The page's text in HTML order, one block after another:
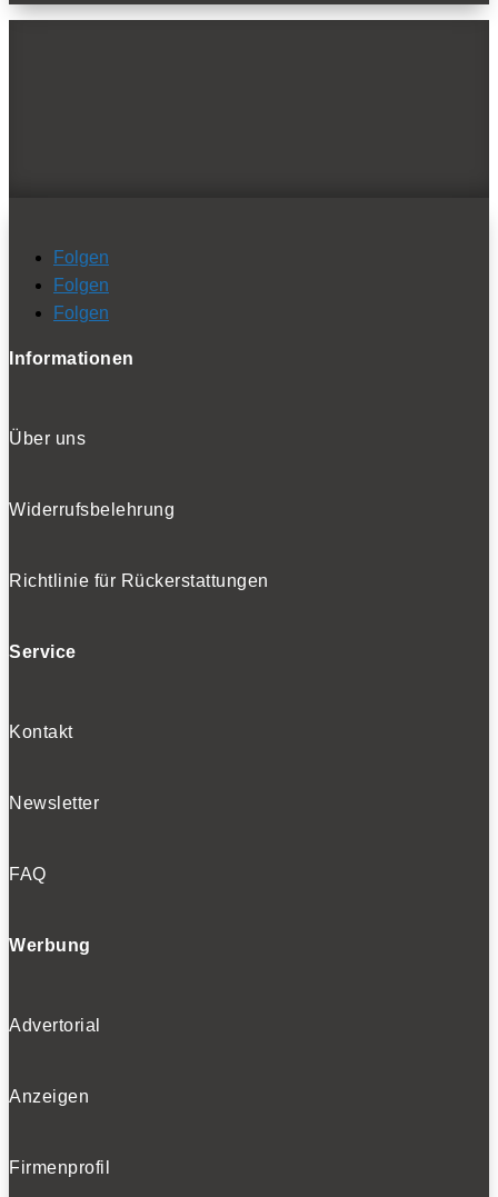
Folgen
Folgen
Folgen
Informationen
Über uns
Widerrufsbelehrung
Richtlinie für Rückerstattungen
Service
Kontakt
Newsletter
FAQ
Werbung
Advertorial
Anzeigen
Firmenprofil